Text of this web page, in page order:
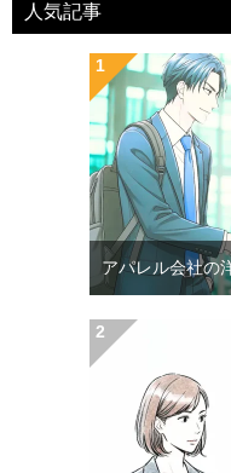
人気記事
アパレル会社の